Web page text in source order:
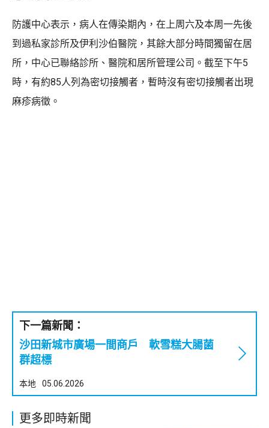
防護中心表示，病人在傳染期內，在上周六及本周一先後
到過私家診所及伊利沙伯醫院，其餘大部分時間獨留在居
所，中心已聯絡診所、醫院和居所管理公司。截至下午5
時，有約85人列為密切接觸者，暫時沒有密切接觸者出現
麻疹病徵。
下一篇新聞：
沙田新城市廣場一間商戶 軟雪糕大腸菌
群超標
本地 05.06.2026
更多即時新聞